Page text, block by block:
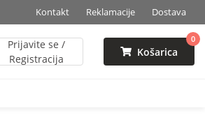
Kontakt Reklamacije Dostava
Prijavite se /
Registracija
Košarica
0